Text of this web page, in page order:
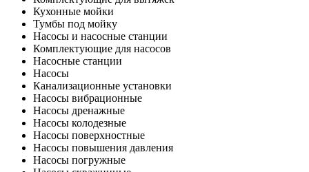
Кухонные мойки
Тумбы под мойку
Насосы и насосные станции
Комплектующие для насосов
Насосные станции
Насосы
Канализационные установки
Насосы вибрационные
Насосы дренажные
Насосы колодезные
Насосы поверхностные
Насосы повышения давления
Насосы погружные